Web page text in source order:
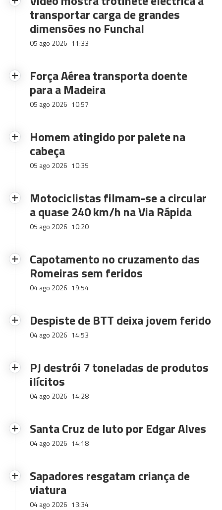
transportar carga de grandes
dimensões no Funchal
05 ago 2026 11:33
Força Aérea transporta doente
para a Madeira
05 ago 2026 10:57
Homem atingido por palete na
cabeça
05 ago 2026 10:35
Motociclistas filmam-se a circular
a quase 240 km/h na Via Rápida
05 ago 2026 10:20
Capotamento no cruzamento das
Romeiras sem feridos
04 ago 2026 19:54
Despiste de BTT deixa jovem ferido
04 ago 2026 14:53
PJ destrói 7 toneladas de produtos
ilícitos
04 ago 2026 14:28
Santa Cruz de luto por Edgar Alves
04 ago 2026 14:18
Sapadores resgatam criança de
viatura
04 ago 2026 13:34